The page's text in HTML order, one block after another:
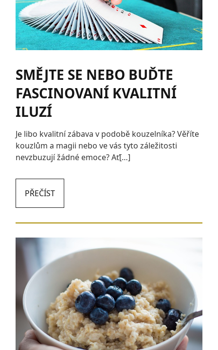
SMĚJTE SE NEBO BUĎTE
FASCINOVANÍ KVALITNÍ
ILUZÍ
Je libo kvalitní zábava v podobě kouzelníka? Věříte
kouzlům a magii nebo ve vás tyto záležitosti
nevzbuzují žádné emoce? Ať[…]
PŘEČÍST